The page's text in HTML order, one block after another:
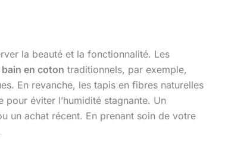
la beauté et la fonctionnalité. Les
en coton traditionnels, par exemple,
En revanche, les tapis en fibres naturelles
éviter l’humidité stagnante. Un
un achat récent. En prenant soin de votre